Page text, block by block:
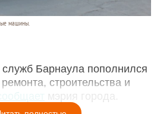
машины.
Барнаула пополнился
строительства и
сообщает мэрия города.